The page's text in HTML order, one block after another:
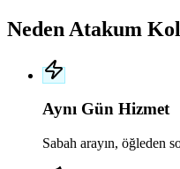
Neden Atakum
Aynı Gün Hizmet
Sabah arayın, öğleden